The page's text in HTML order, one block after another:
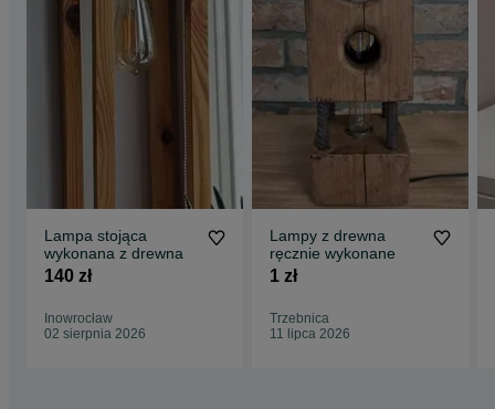
Lampa stojąca
wykonana z drewna
140 zł
Inowrocław
02 sierpnia 2026
Lampy z drewna
ręcznie wykonane
1 zł
Trzebnica
11 lipca 2026